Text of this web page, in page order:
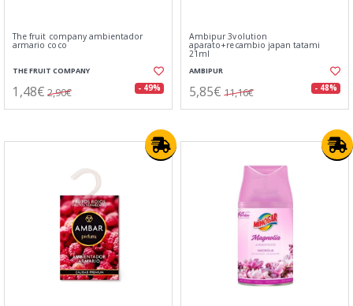
The fruit company ambientador
armario coco
THE FRUIT COMPANY
1,48€ 2,90€ - 49%
Ambipur 3volution
aparato+recambio japan tatami
21ml
AMBIPUR
5,85€ 11,16€ - 48%